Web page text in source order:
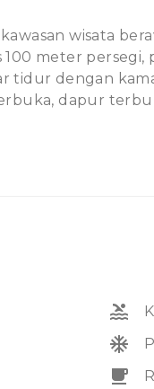
wisata
100 meter
tidur dengan
dapur
waktu 2 menit
pool
ac_unit
free_breakfast